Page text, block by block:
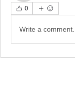
0
Write a comment...